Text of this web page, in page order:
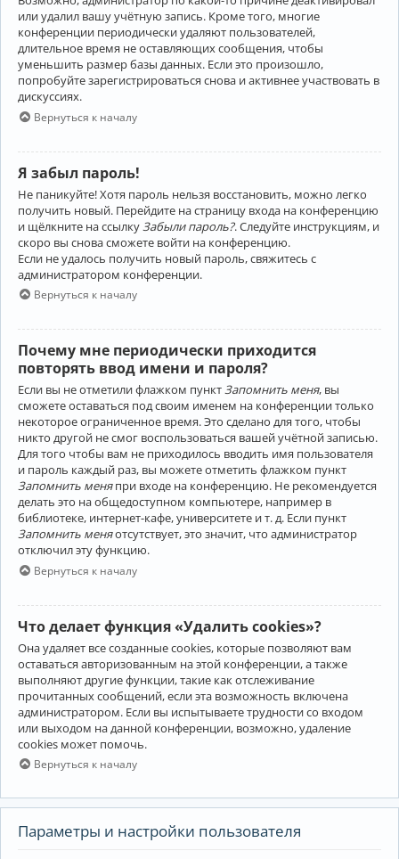
или удалил вашу учётную запись. Кроме того, многие
конференции периодически удаляют пользователей,
длительное время не оставляющих сообщения, чтобы
уменьшить размер базы данных. Если это произошло,
попробуйте зарегистрироваться снова и активнее участвовать в
дискуссиях.
Вернуться к началу
Я забыл пароль!
Не паникуйте! Хотя пароль нельзя восстановить, можно легко
получить новый. Перейдите на страницу входа на конференцию
и щёлкните на ссылку Забыли пароль?. Следуйте инструкциям, и
скоро вы снова сможете войти на конференцию.
Если не удалось получить новый пароль, свяжитесь с
администратором конференции.
Вернуться к началу
Почему мне периодически приходится
повторять ввод имени и пароля?
Если вы не отметили флажком пунктЗапомнить меня, вы
сможете оставаться под своим именем на конференции только
некоторое ограниченное время. Это сделано для того, чтобы
никто другой не смог воспользоваться вашей учётной записью.
Для того чтобы вам не приходилось вводить имя пользователя
и пароль каждый раз, вы можете отметить флажком пункт
Запомнить меняпри входе на конференцию. Не рекомендуется
делать это на общедоступном компьютере, например в
библиотеке, интернет-кафе, университете и т. д. Если пункт
Запомнить меняотсутствует, это значит, что администратор
отключил эту функцию.
Вернуться к началу
Что делает функция «Удалить cookies»?
Она удаляет все созданные cookies, которые позволяют вам
оставаться авторизованным на этой конференции, а также
выполняют другие функции, такие как отслеживание
прочитанных сообщений, если эта возможность включена
администратором. Если вы испытываете трудности со входом
или выходом на данной конференции, возможно, удаление
cookies может помочь.
Вернуться к началу
Параметры и настройки пользователя